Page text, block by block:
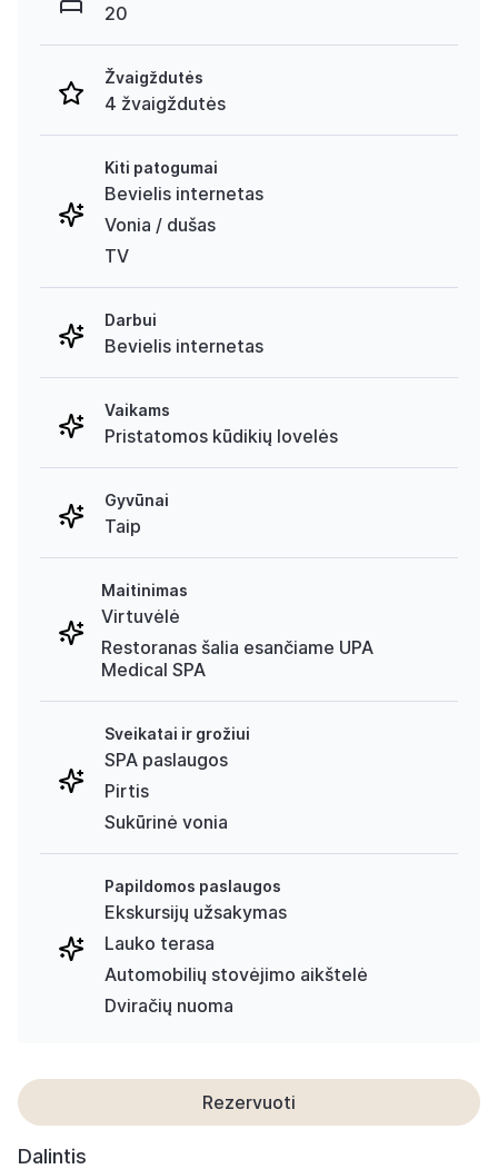
20
Žvaigždutės
4 žvaigždutės
Kiti patogumai
Bevielis internetas
Vonia / dušas
TV
Darbui
Bevielis internetas
Vaikams
Pristatomos kūdikių lovelės
Gyvūnai
Taip
Maitinimas
Virtuvėlė
Restoranas šalia esančiame UPA
Medical SPA
Sveikatai ir grožiui
SPA paslaugos
Pirtis
Sukūrinė vonia
Papildomos paslaugos
Ekskursijų užsakymas
Lauko terasa
Automobilių stovėjimo aikštelė
Dviračių nuoma
Rezervuoti
Dalintis